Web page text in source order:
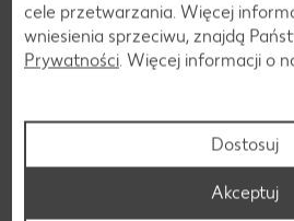
Składniki udka z
Udka z kurczaka mogą być częścią
cele przetwarzania. Więcej
wniesienia sprzeciwu, znajdą
Prywatności. Więcej informacji o
Dostosuj
Akceptuj